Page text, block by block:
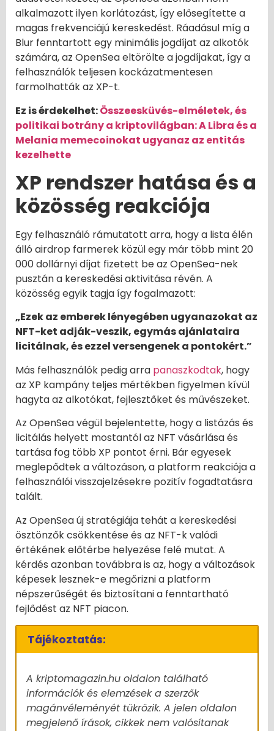
alkalmazott ilyen korlátozást, így elősegítette a
magas frekvenciájú kereskedést. Ráadásul míg a
Blur fenntartott egy minimális jogdíjat az alkotók
számára, az OpenSea eltörölte a jogdíjakat, így a
felhasználók teljesen kockázatmentesen
farmolhatták az XP-t.
Ez is érdekelhet:Összeesküvés-elméletek, és
politikai botrány a kriptovilágban: A Libra és a
Melania memecoinokat ugyanaz az entitás
kezelhette
XP rendszer hatása és a
közösség reakciója
Egy felhasználó rámutatott arra, hogy a lista élén
álló airdrop farmerek közül egy már több mint 20
000 dollárnyi díjat fizetett be az OpenSea-nek
pusztán a kereskedési aktivitása révén. A
közösség egyik tagja így fogalmazott:
„Ezek az emberek lényegében ugyanazokat az
NFT-ket adják-veszik, egymás ajánlataira
licitálnak, és ezzel versengenek a pontokért.”
Más felhasználók pedig arra panaszkodtak, hogy
az XP kampány teljes mértékben figyelmen kívül
hagyta az alkotókat, fejlesztőket és művészeket.
Az OpenSea végül bejelentette, hogy a listázás és
licitálás helyett mostantól az NFT vásárlása és
tartása fog több XP pontot érni. Bár egyesek
meglepődtek a változáson, a platform reakciója a
felhasználói visszajelzésekre pozitív fogadtatásra
talált.
Az OpenSea új stratégiája tehát a kereskedési
ösztönzők csökkentése és az NFT-k valódi
értékének előtérbe helyezése felé mutat. A
kérdés azonban továbbra is az, hogy a változások
képesek lesznek-e megőrizni a platform
népszerűségét és biztosítani a fenntartható
fejlődést az NFT piacon.
Tájékoztatás:
A kriptomagazin.hu oldalon található
információk és elemzések a szerzők
magánvéleményét tükrözik. A jelen oldalon
megjelenő írások, cikkek nem valósítanak